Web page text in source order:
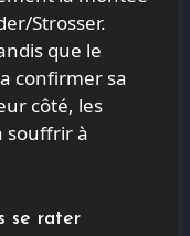
Strosser.
que le
confirmer sa
côté, les
souffrir à
se rater